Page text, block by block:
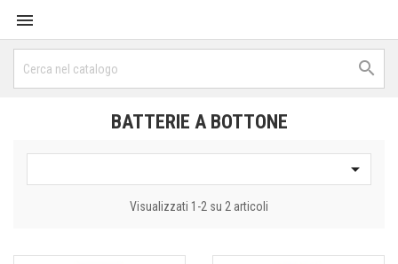


BATTERIE A BOTTONE

Visualizzati 1-2 su 2 articoli